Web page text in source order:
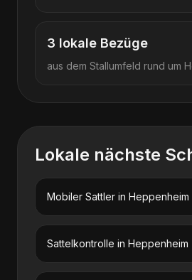
3 lokale Bezüge
aus dem Stallumfeld rund um
Lokale nächste
Mobiler Sattler in Heppenheim
Sattelkontrolle in Heppenheim